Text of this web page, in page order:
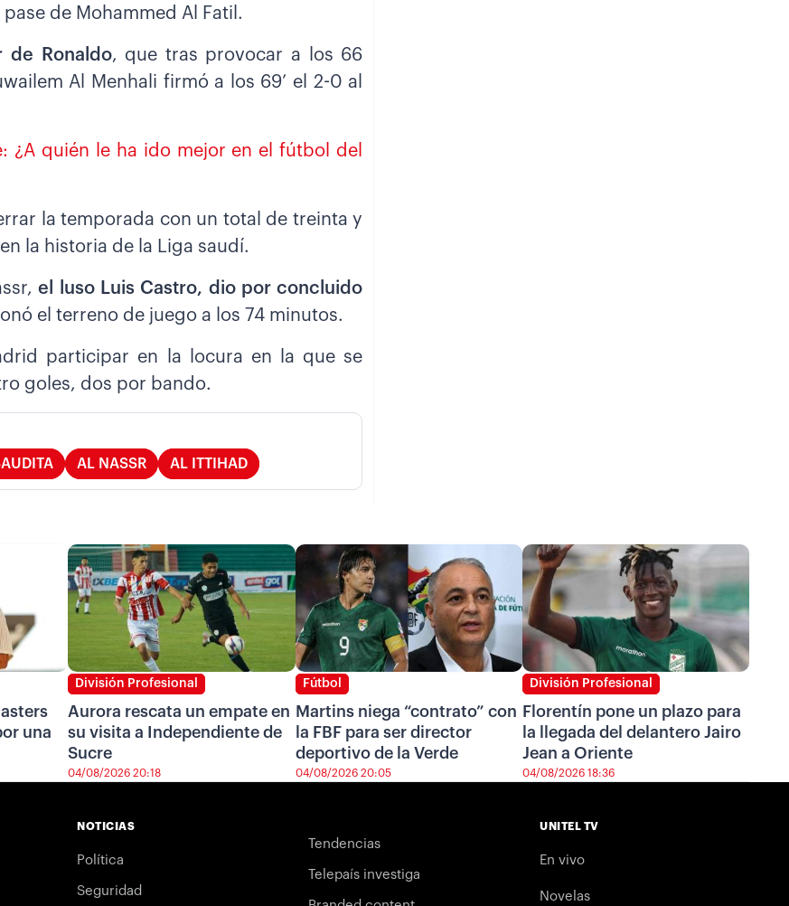
de Mohammed Al Fatil.
de Ronaldo, que tras provocar a los 66
Al Menhali firmó a los 69’ el 2-0 al
¿A quién le ha ido mejor en el fútbol del
la temporada con un total de treinta y
la historia de la Liga saudí.
el luso Luis Castro, dio por concluido
el terreno de juego a los 74 minutos.
participar en la locura en la que se
goles, dos por bando.
AL NASSR AL ITTIHAD
una
División Profesional
Aurora rescata un empate en
su visita a Independiente de
Sucre
04/08/2026 20:18
Fútbol
Martins niega “contrato” con
la FBF para ser director
deportivo de la Verde
04/08/2026 20:05
División Profesional
Florentín pone un plazo para
la llegada del delantero Jairo
Jean a Oriente
04/08/2026 18:36
NOTICIAS
Política
Seguridad
Tendencias
Telepaís investiga
UNITEL TV
En vivo
Novelas